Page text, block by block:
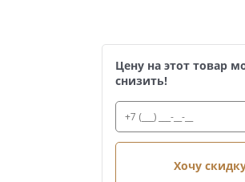
Цену на этот товар
снизить!
Хочу